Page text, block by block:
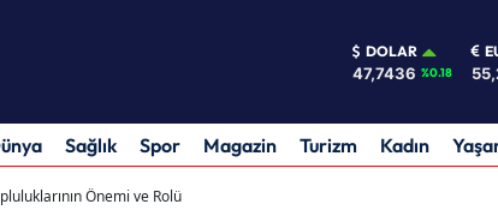
DOLAR
47,7436 %0.18
Sağlık Spor Magazin Turizm Kadın
Önemi ve Rolü